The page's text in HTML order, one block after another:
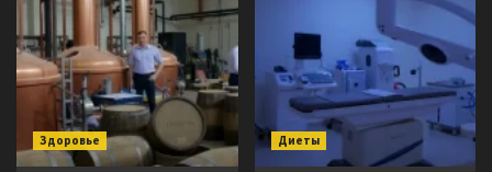
Здоровье Диеты